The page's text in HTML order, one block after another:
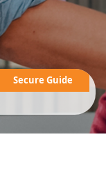
Secure Guide